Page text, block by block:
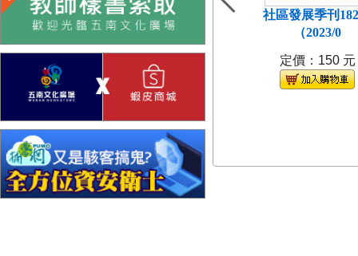
社區發展季刊
（2023/0
定價：150 元